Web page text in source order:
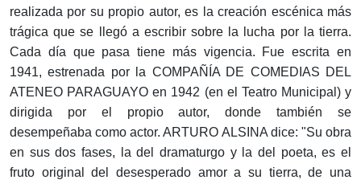
realizada por su propio autor, es la creación escénica más
trágica que se llegó a escribir sobre la lucha por la tierra.
Cada día que pasa tiene más vigencia. Fue escrita en
1941, estrenada por la COMPAÑÍA DE COMEDIAS DEL
ATENEO PARAGUAYO en 1942 (en el Teatro Municipal) y
dirigida por el propio autor, donde también se
desempeñaba como actor. ARTURO ALSINA dice: "Su obra
en sus dos fases, la del dramaturgo y la del poeta, es el
fruto original del desesperado amor a su tierra, de una